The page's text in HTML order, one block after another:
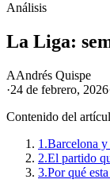
Análisis
La Liga:
AAndrés Quispe
·24 de febrero, 2026
Contenido del
1.Barcelona
2.El partido
3.Por qué